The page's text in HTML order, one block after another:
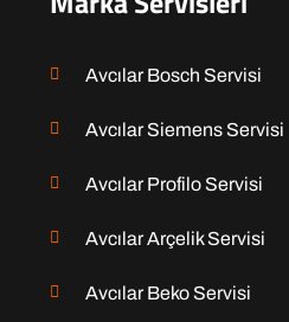
Avcılar Bosch Servisi
Avcılar Siemens Servisi
Avcılar Profilo Servisi
Avcılar Arçelik Servisi
Avcılar Beko Servisi